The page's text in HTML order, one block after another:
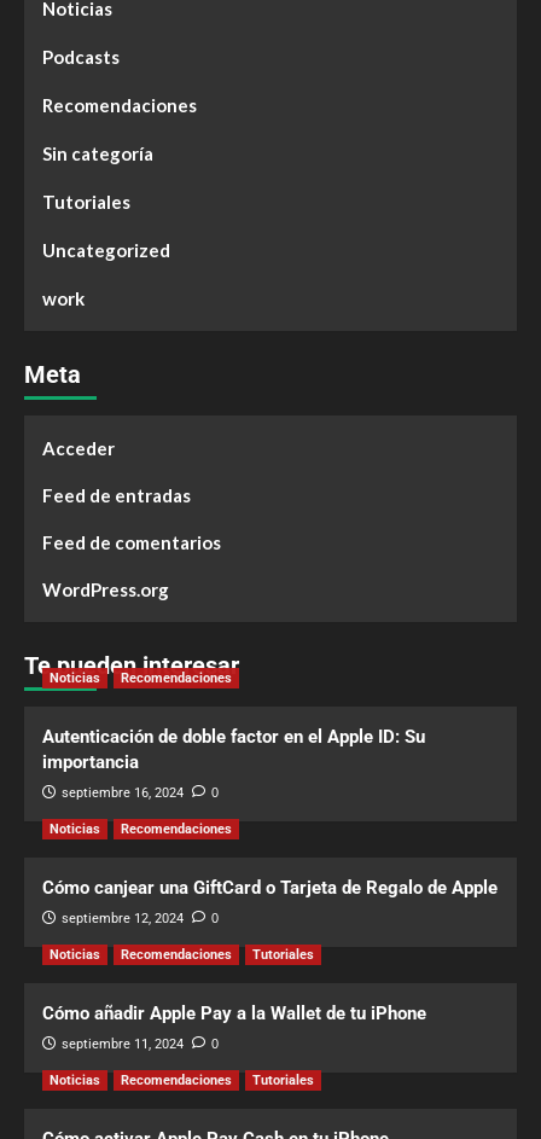
Noticias
Podcasts
Recomendaciones
Sin categoría
Tutoriales
Uncategorized
work
Meta
Acceder
Feed de entradas
Feed de comentarios
WordPress.org
Te pueden interesar
Noticias Recomendaciones
Autenticación de doble factor en el Apple ID: Su
importancia
septiembre 16, 2024 0
Noticias Recomendaciones
Cómo canjear una GiftCard o Tarjeta de Regalo de Apple
septiembre 12, 2024 0
Noticias Recomendaciones Tutoriales
Cómo añadir Apple Pay a la Wallet de tu iPhone
septiembre 11, 2024 0
Noticias Recomendaciones Tutoriales